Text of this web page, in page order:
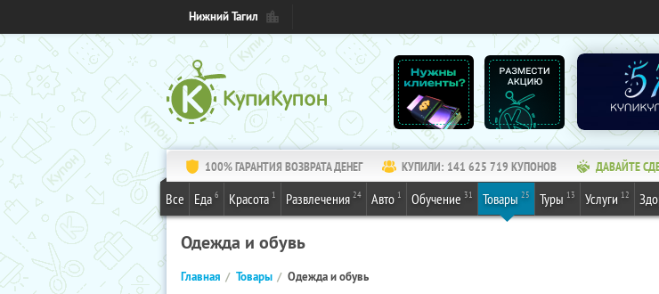
Нижний Тагил
100% ГАРАНТИЯ ВОЗВРАТА ДЕНЕГ КУПИЛИ: 141 625 719 КУПОНОВ ДАВАЙТЕ
Все Еда 6 Красота 1 Развлечения 24 Авто 1 Обучение 31 Товары 25 Туры 13 Услуги 12
Одежда и обувь
Главная Товары Одежда и обувь